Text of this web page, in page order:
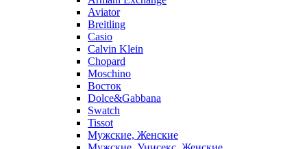
Aviator
Breitling
Casio
Calvin Klein
Chopard
Moschino
Восток
Dolce&Gabbana
Swatch
Tissot
Мужские, Женские